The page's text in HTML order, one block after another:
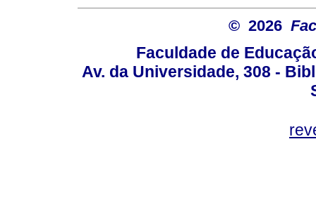
© 2026
Faculdade de
Av. da Universidade, 308 -